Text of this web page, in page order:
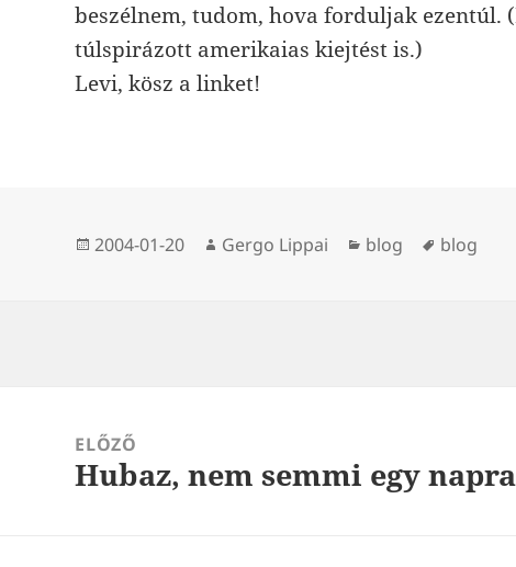
beszélnem, tudom, hova forduljak ezentúl.
túlspirázott amerikaias kiejtést is.)
Levi, kösz a linket!
Közzétéve
2004-01-20 Szerző
Gergo Lippai Kategória
blog Címke
blog
navigációELŐZŐ
Korábbi
Hubaz, nem semmi egy napra